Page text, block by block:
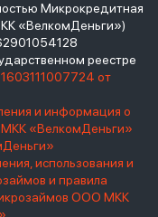
Микрокредитная
«ВелкомДеньги»)
реестре
от
и информация о
МКК «ВелкомДеньги»
использования и
и правила
ООО МКК